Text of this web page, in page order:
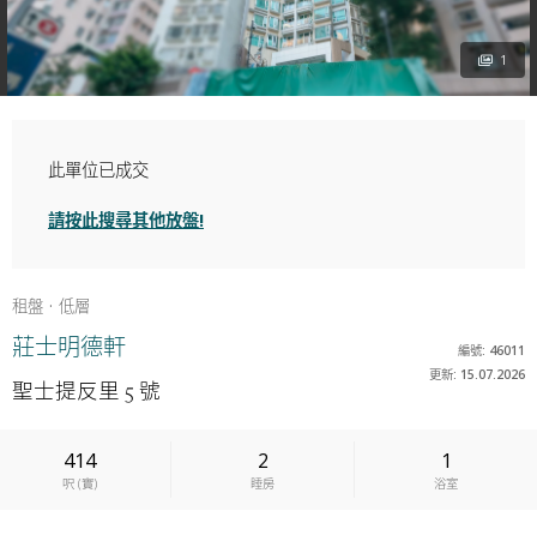
租盤 低層
莊士明德軒
聖士提反里 5 號
編號: 46011
更新: 15.07.2026
414
呎(實)
2
睡房
1
浴室
此單位已成交
請按此搜尋其他放盤!
1